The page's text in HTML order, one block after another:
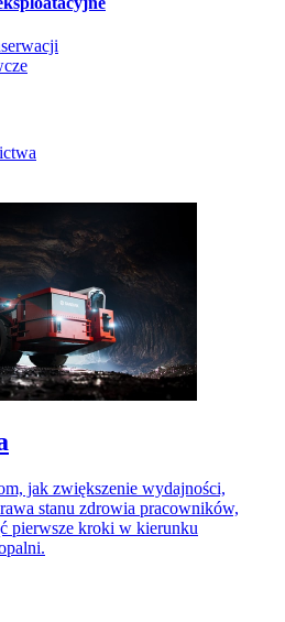
jak zwiększenie wydajności,
stanu zdrowia pracowników,
pierwsze kroki w kierunku